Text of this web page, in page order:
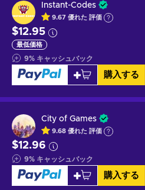
Instant-Codes
9.67 優れた 評価
$12.95
最低価格
9% キャッシュバック
購入する
City of Games
9.68 優れた 評価
$12.96
9% キャッシュバック
購入する